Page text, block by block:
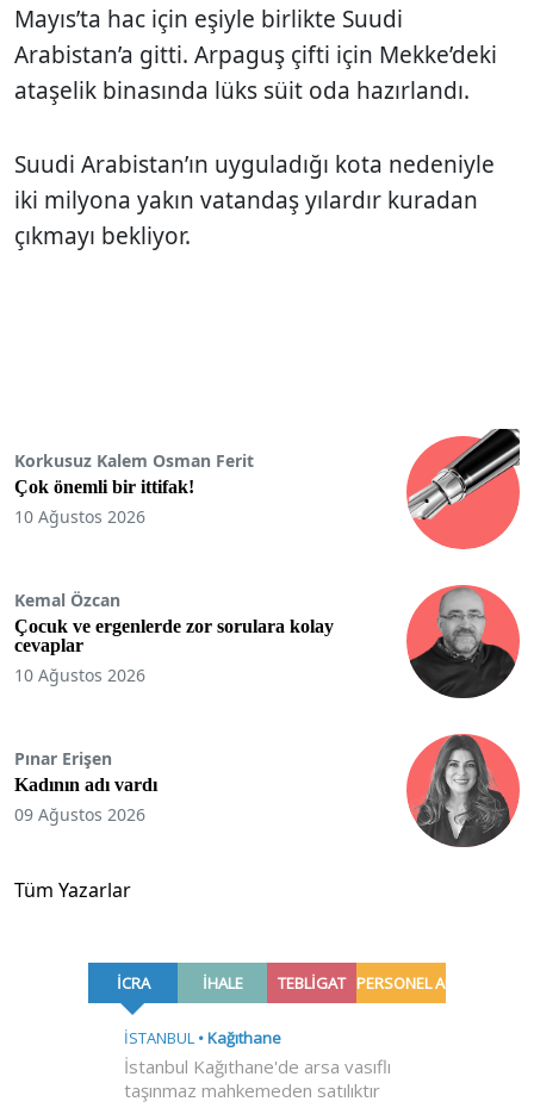
Mayıs’ta hac için eşiyle birlikte Suudi
Arabistan’a gitti. Arpaguş çifti için Mekke’deki
ataşelik binasında lüks süit oda hazırlandı.
Suudi Arabistan’ın uyguladığı kota nedeniyle
iki milyona yakın vatandaş yılardır kuradan
çıkmayı bekliyor.
Korkusuz Kalem Osman Ferit
Çok önemli bir ittifak!
10 Ağustos 2026
Kemal Özcan
Çocuk ve ergenlerde zor sorulara kolay
cevaplar
10 Ağustos 2026
Pınar Erişen
Kadının adı vardı
09 Ağustos 2026
Tüm Yazarlar